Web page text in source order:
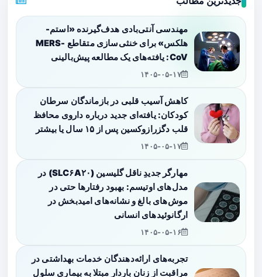
مهندسی آنتی‌بادی هدف‌گیرنده «استم-
هلکس» برای خنثی‌سازی متقاطع MERS-
CoV: یافته‌های یک مطالعه پیش‌بالینی
۱۴۰۵-۰۵-۱۷
کاهش آسیب قلبی در بازماندگان سرطان
کودکان: یافته‌ای جدید درباره داروی محافظ
قلب دگزرازوکسین پس از ۱۵ سال یا بیشتر
۱۴۰۵-۰۵-۱۷
مهارگر جدیدِ ناقل گلیسین (SLC۶A۲۰) در
مدل‌های اوتیسم: بهبود رفتارها حتی در
موش‌های بالغ و نشانه‌های امیدبخش در
ارگانوئیدهای انسانی
۱۴۰۵-۰۵-۱۶
تجربه‌های ارائه‌دهندگان خدمات بهداشتی در
مراقبت از زنان باردار مبتلا به بیماری سلول